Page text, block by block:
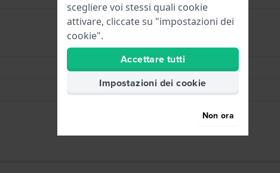
Fibbia a farfalla
Acciaio inox
scegliere voi stessi quali cookie
attivare, cliccate su "impostazioni dei
cookie".
Accettare tutti
Impostazioni dei cookie
Non ora